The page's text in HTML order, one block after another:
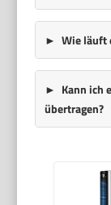
Wie läuft
Kann ich
übertragen?